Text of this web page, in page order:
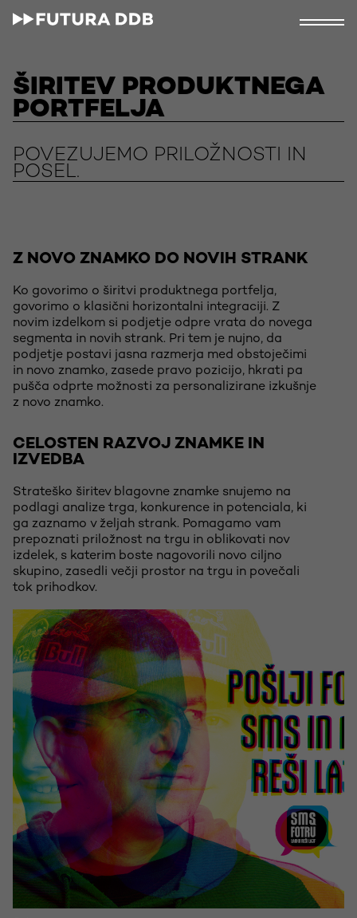
ŠIRITEV PRODUKTNEGA
PORTFELJA
POVEZUJEMO PRILOŽNOSTI IN
POSEL.
Z NOVO ZNAMKO DO NOVIH STRANK
Ko govorimo o širitvi produktnega portfelja,
govorimo o klasični horizontalni integraciji. Z
novim izdelkom si podjetje odpre vrata do novega
segmenta in novih strank. Pri tem je nujno, da
podjetje postavi jasna razmerja med obstoječimi
in novo znamko, zasede pravo pozicijo, hkrati pa
pušča odprte možnosti za personalizirane izkušnje
z novo znamko.
CELOSTEN RAZVOJ ZNAMKE IN
IZVEDBA
Strateško širitev blagovne znamke snujemo na
podlagi analize trga, konkurence in potenciala, ki
ga zaznamo v željah strank. Pomagamo vam
prepoznati priložnost na trgu in oblikovati nov
izdelek, s katerim boste nagovorili novo ciljno
skupino, zasedli večji prostor na trgu in povečali
tok prihodkov.